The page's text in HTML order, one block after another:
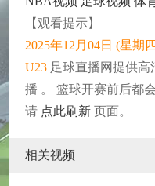
【观看提示】
2025年12月04日 (星期
U23 足球直播网提供
播 。 篮球开赛前后都
请 点此刷新 页面。
相关视频